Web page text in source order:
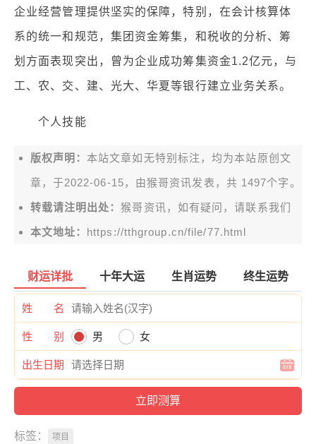
企业经营管理提供坚实的保障，特别，在会计核算体
系的统一和规范，集团资金筹集，和税收的分析、筹
划方面表现突出，曾为企业成功筹集资金1.2亿元，与
工、农、交、建、光大、华夏等银行建立业务关系。
个人技能
版权声明： 本站文章如无特别标注，均为本站原创文
章，于2022-06-15，由猴哥资讯 发表，共 1497个字。
转载请注明出处：猴哥资讯，如有疑问，请联系我们
本文地址： https://tthgroup.cn/file/77.html
财运详批 十年大运 生肖运势 终生运势
姓 名
性 别 男 女
出生日期
标签： 项目